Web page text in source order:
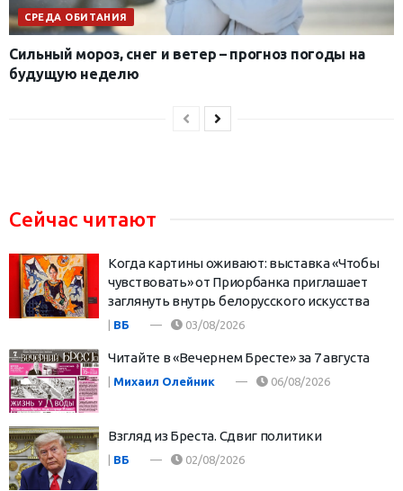
СРЕДА ОБИТАНИЯ
Сильный мороз, снег и ветер – прогноз погоды на
будущую неделю
Сейчас читают
Когда картины оживают: выставка «Чтобы
чувствовать» от Приорбанка приглашает
заглянуть внутрь белорусского искусства
ВБ 03/08/2026
Читайте в «Вечернем Бресте» за 7 августа
Михаил Олейник 06/08/2026
Взгляд из Бреста. Сдвиг политики
| ВБ 02/08/2026